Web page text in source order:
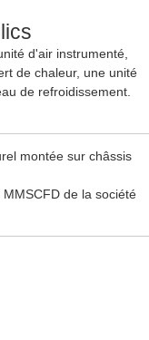
d'air instrumenté,
de chaleur, une unité
de refroidissement.
montée sur châssis
de la société